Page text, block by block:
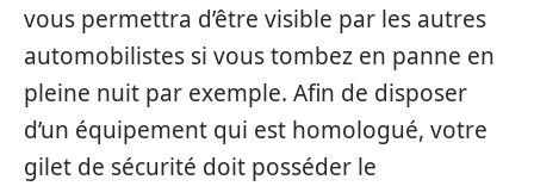
vous permettra d’être visible par les autres
automobilistes si vous tombez en panne en
pleine nuit par exemple. Afin de disposer
d’un équipement qui est homologué, votre
gilet de sécurité doit posséder le